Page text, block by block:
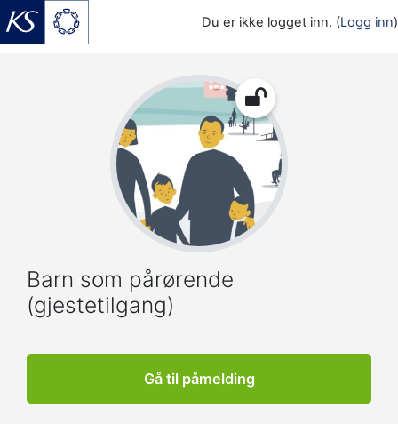
Du er ikke logget inn. (Logg inn)
Barn som pårørende
(gjestetilgang)
Gå til påmelding